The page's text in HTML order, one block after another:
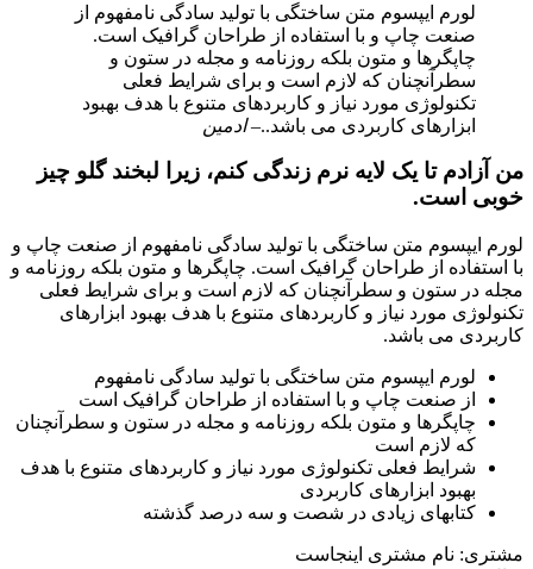
لورم ایپسوم متن ساختگی با تولید سادگی نامفهوم از
صنعت چاپ و با استفاده از طراحان گرافیک است.
چاپگرها و متون بلکه روزنامه و مجله در ستون و
سطرآنچنان که لازم است و برای شرایط فعلی
تکنولوژی مورد نیاز و کاربردهای متنوع با هدف بهبود
ابزارهای کاربردی می باشد..– ادمین
من آزادم تا یک لایه نرم زندگی کنم، زیرا لبخند گلو چیز
خوبی است.
لورم ایپسوم متن ساختگی با تولید سادگی نامفهوم از صنعت چاپ و
با استفاده از طراحان گرافیک است. چاپگرها و متون بلکه روزنامه و
مجله در ستون و سطرآنچنان که لازم است و برای شرایط فعلی
تکنولوژی مورد نیاز و کاربردهای متنوع با هدف بهبود ابزارهای
کاربردی می باشد.
لورم ایپسوم متن ساختگی با تولید سادگی نامفهوم
از صنعت چاپ و با استفاده از طراحان گرافیک است
چاپگرها و متون بلکه روزنامه و مجله در ستون و سطرآنچنان
که لازم است
شرایط فعلی تکنولوژی مورد نیاز و کاربردهای متنوع با هدف
بهبود ابزارهای کاربردی
کتابهای زیادی در شصت و سه درصد گذشته
مشتری: نام مشتری اینجاست